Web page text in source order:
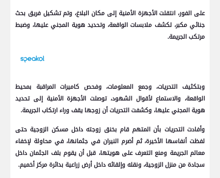
على الفور، انتقلت الأجهزة الأمنية إلى مكان البلاغ، وتم تشكيل فريق بحث
جنائي مكبر، لكشف ملابسات الواقعة، وتحديد هوية المجني عليها، وضبط
مرتكب الجريمة.
وبتكثيف التحريات، وجمع المعلومات، وفحص كاميرات المراقبة بمحيط
الواقعة، والاستماع لأقوال الشهود، توصلت الأجهزة الأمنية إلى تحديد
هوية المجني عليها، وكشفت التحريات أن زوجها يقف وراء ارتكاب الجريمة.
وأفادت التحريات بأن المتهم قام بخنق زوجته داخل مسكن الزوجية حتى
لفظت أنفاسها الأخيرة، ثم أضرم النيران في جثمانها، في محاولة لإخفاء
معالم الجريمة ومنع التعرف على هويتها، قبل أن يقوم بلف الجثمان داخل
سجادة من منزل الزوجية، ونقله وإلقائه داخل أرض زراعية بدائرة مركز أخميم.